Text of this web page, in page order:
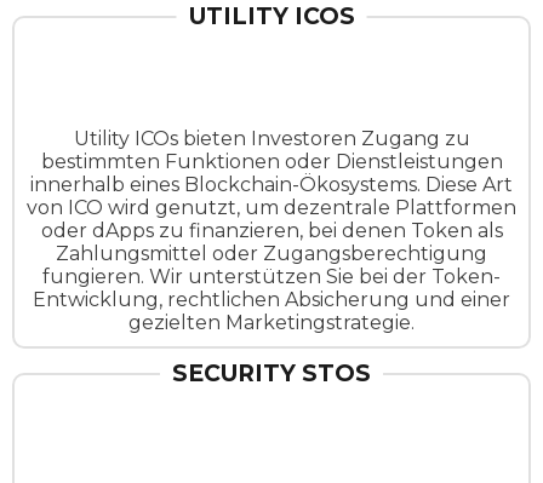
UTILITY ICOS
Utility ICOs bieten Investoren Zugang zu
bestimmten Funktionen oder Dienstleistungen
innerhalb eines Blockchain-Ökosystems. Diese Art
von ICO wird genutzt, um dezentrale Plattformen
oder dApps zu finanzieren, bei denen Token als
Zahlungsmittel oder Zugangsberechtigung
fungieren. Wir unterstützen Sie bei der Token-
Entwicklung, rechtlichen Absicherung und einer
gezielten Marketingstrategie.
SECURITY STOS